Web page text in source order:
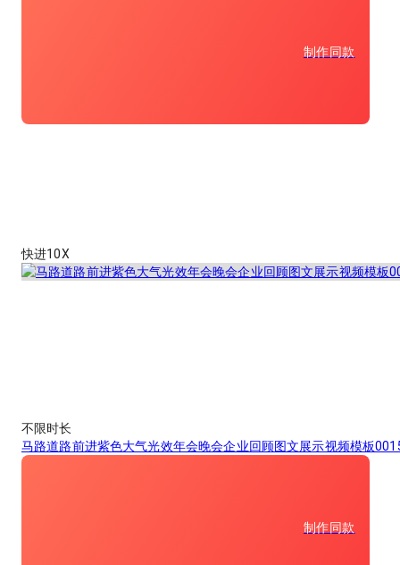
制作同款
快进10X
不限时长
马路道路前进紫色大气光效年会晚会企业回顾图文展示视频模板
制作同款